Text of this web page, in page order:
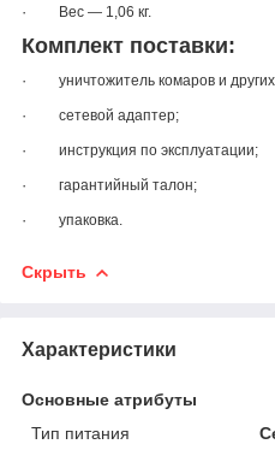
· Вес — 1,06 кг.
Комплект поставки:
· уничтожитель комаров и
· сетевой адаптер;
· инструкция по эксплуатации;
· гарантийный талон;
· упаковка.
Скрыть
Характеристики
Основные атрибуты
Тип питания